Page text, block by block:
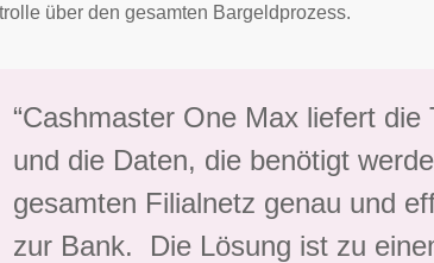
über den gesamten Bargeldprozess.
“Cashmaster One Max liefert
und die Daten, die benötigt
gesamten Filialnetz genau und
zur Bank. Die Lösung ist zu